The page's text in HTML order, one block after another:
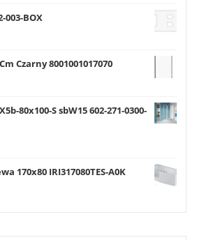
003-BOX
Czarny 8001001017070
80x100-S sbW15 602-271-0300-
170x80 IRI317080TES-A0K